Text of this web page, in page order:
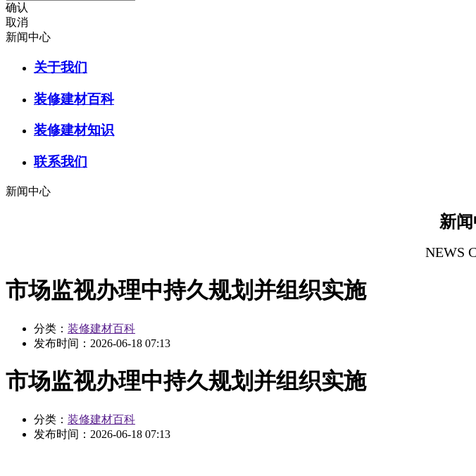
确认
取消
新闻中心
关于我们
装修建材百科
装修建材知识
联系我们
新闻中心
新
NEWS
市场监视办理中持久规划并组织实施
分类： 装修建材百科
发布时间： 2026-06-18 07:13
市场监视办理中持久规划并组织实施
分类： 装修建材百科
发布时间： 2026-06-18 07:13